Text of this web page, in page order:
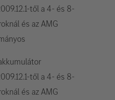
től a 4- és 8-
és az AMG
től a 4- és 8-
és az AMG